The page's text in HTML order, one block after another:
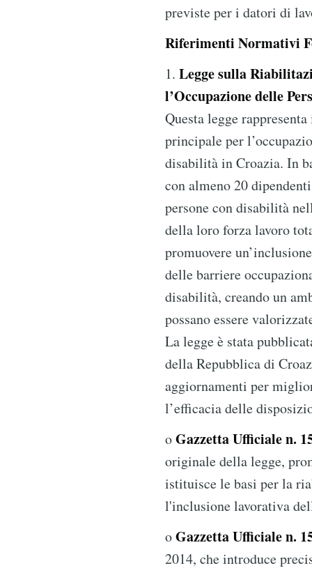
previste per i datori di
Riferimenti Normativi
1.Legge sulla
l’Occupazione delle
Questa legge
principale per
disabilità in Croazia. In
con almeno 20
persone con disabilità
della loro forza lavoro
promuovere
delle barriere
disabilità, creando un
possano essere
La legge è stata
della Repubblica di
aggiornamenti per
l’efficacia delle
oGazzetta Ufficiale n.
originale della legge,
istituisce le basi per la
l'inclusione lavorativa
oGazzetta Ufficiale n.
2014, che introduce